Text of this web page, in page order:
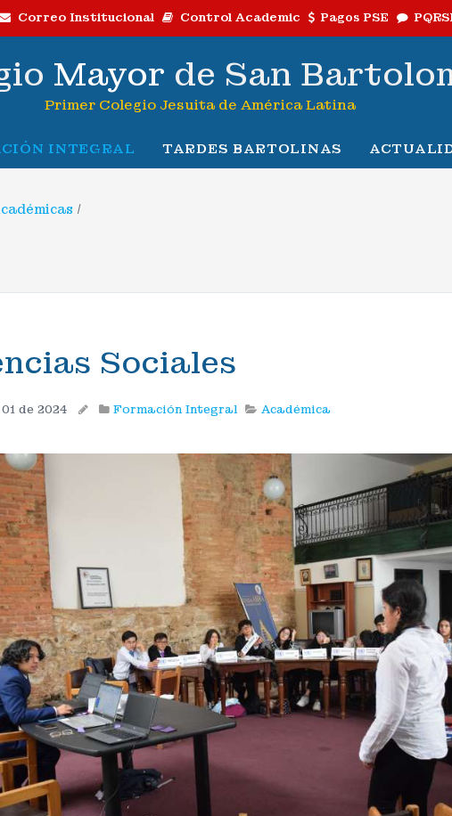
Correo Institucional Control Academic Pagos PSE
Mayor de San
Primer Colegio Jesuita de América Latina
INTEGRAL TARDES BARTOLINAS
/
Sociales
de 2024 Formación Integral Académica